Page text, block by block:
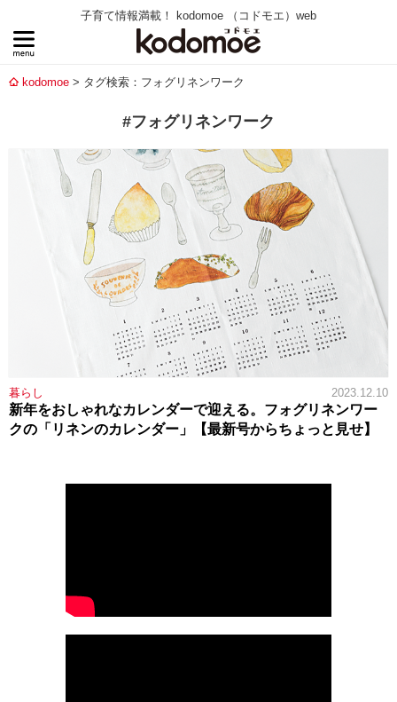
子育て情報満載！ kodomoe （コドモエ）web
kodomoe タグ検索：フォグリネンワーク
#フォグリネンワーク
暮らし 2023.12.10
新年をおしゃれなカレンダーで迎える。フォグリネンワー
クの「リネンのカレンダー」【最新号からちょっと見せ】